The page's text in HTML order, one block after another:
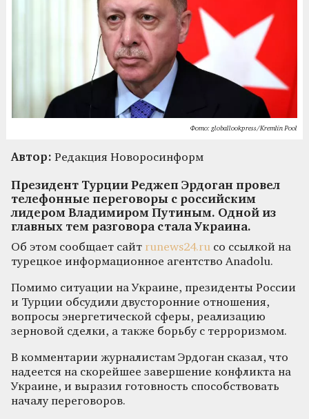
Фото: globallookpress/Kremlin Pool
Автор: Редакция Новоросинформ
Президент Турции Реджеп Эрдоган провел
телефонные переговоры с российским
лидером Владимиром Путиным. Одной из
главных тем разговора стала Украина.
Об этом сообщает сайт runews24.ru со ссылкой на
турецкое информационное агентство Anadolu.
Помимо ситуации на Украине, президенты России
и Турции обсудили двусторонние отношения,
вопросы энергетической сферы, реализацию
зерновой сделки, а также борьбу с терроризмом.
В комментарии журналистам Эрдоган сказал, что
надеется на скорейшее завершение конфликта на
Украине, и выразил готовность способствовать
началу переговоров.